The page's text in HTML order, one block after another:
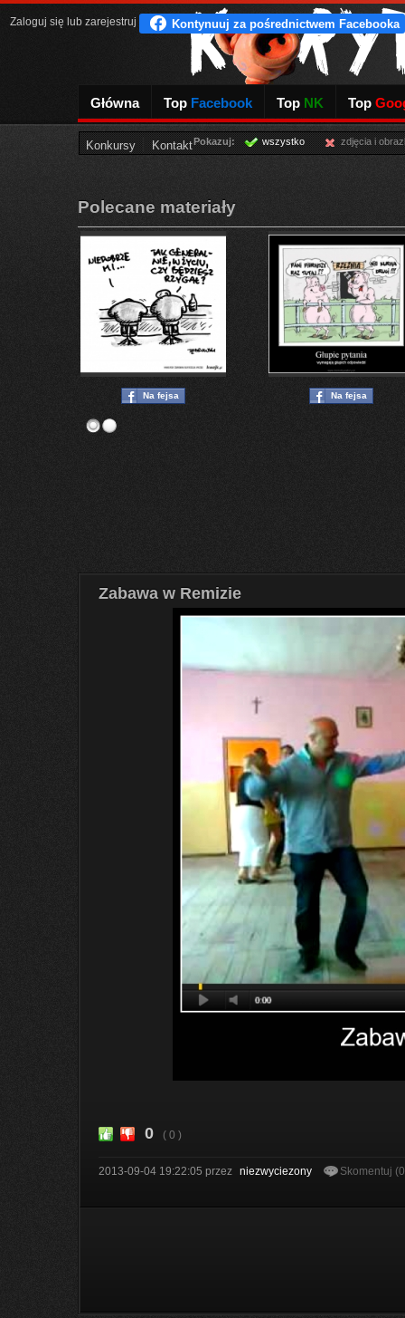
Główna Top Facebook Top NK Top
Konkursy Kontakt
Zaloguj się lub zarejestruj
Pokazuj: wszystko zdjęcia i
Polecane materiały
Na fejsa Na fejsa
Zabawa w Remizie
0 ( 0 )
2013-09-04 19:22:05 przez niezwyciezony Skomentuj